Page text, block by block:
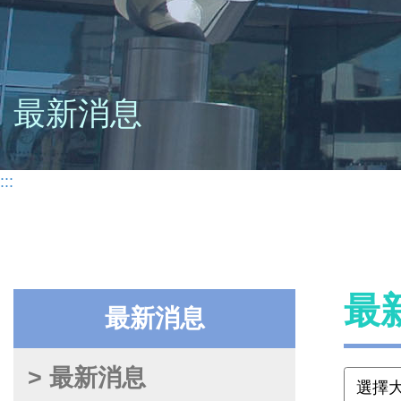
最新消息
:::
最新消息
> 最新消息
最